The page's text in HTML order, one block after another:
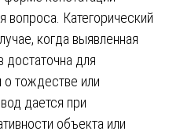
Категорический
когда выявленная
достаточна для
о тождестве или
дается при
объекта или